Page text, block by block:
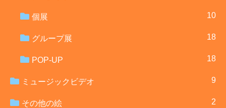
個展 10
グループ展 18
POP-UP 18
ミュージックビデオ 9
その他の絵 2